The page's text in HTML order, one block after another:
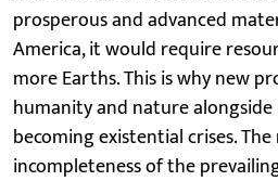
prosperous and advanced
America, it would require
more Earths. This is why new
humanity and nature
becoming existential crises.
incompleteness of the